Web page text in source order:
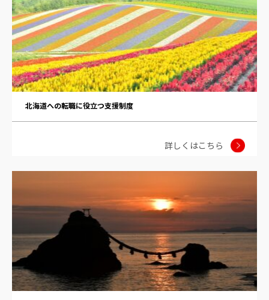
北海道への転職に役立つ支援制度
詳しくはこちら